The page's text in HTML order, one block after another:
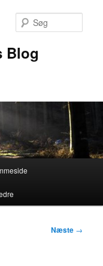
Blog
Næste →